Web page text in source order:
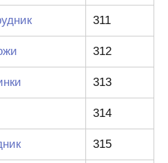
311
312
313
314
315